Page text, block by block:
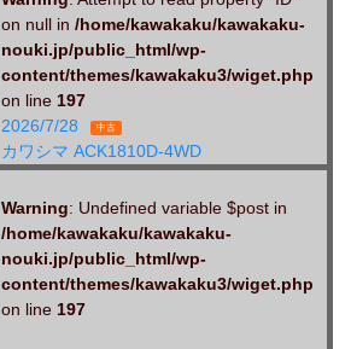
on null in /home/kawakaku/kawakaku-
nouki.jp/public_html/wp-
content/themes/kawakaku3/wiget.php
on line 197
2026/7/28
中古
カワシマ ACK1810D-4WD
Warning: Undefined variable $post in
/home/kawakaku/kawakaku-
nouki.jp/public_html/wp-
content/themes/kawakaku3/wiget.php
on line 197